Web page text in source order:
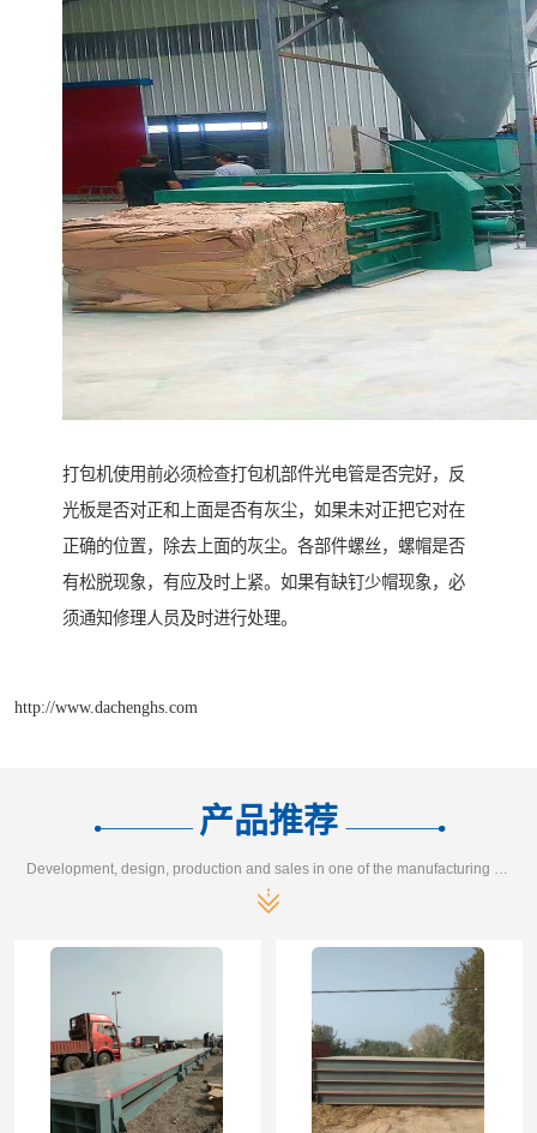
打包机使用前必须检查打包机部件光电管是否完好，反
光板是否对正和上面是否有灰尘，如果未对正把它对在
正确的位置，除去上面的灰尘。各部件螺丝，螺帽是否
有松脱现象，有应及时上紧。如果有缺钉少帽现象，必
须通知修理人员及时进行处理。
http://www.dachenghs.com
产品推荐
Development, design, production and sales in one of the manufacturing enterprises